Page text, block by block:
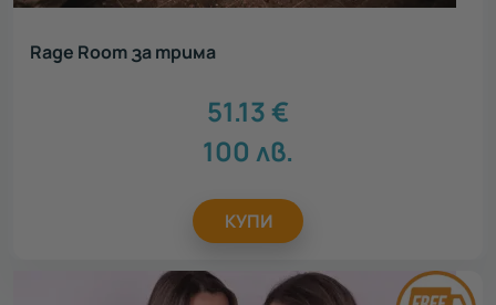
Rage Room за трима
51.13€
100 лв.
КУПИ